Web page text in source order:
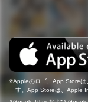
Appleのロゴ、App Storeは
す。App Storeは、Apple